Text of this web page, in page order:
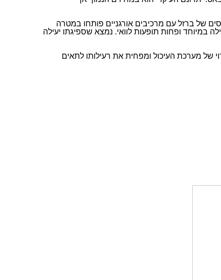
של ברזל עם מרכיבים אורגניים פותחו במטרה
במיוחד ופחות תופעות לוואי. נמצא שספיגתו יעילה
של מערכת העיכול ומפחית את רעילותו לתאים